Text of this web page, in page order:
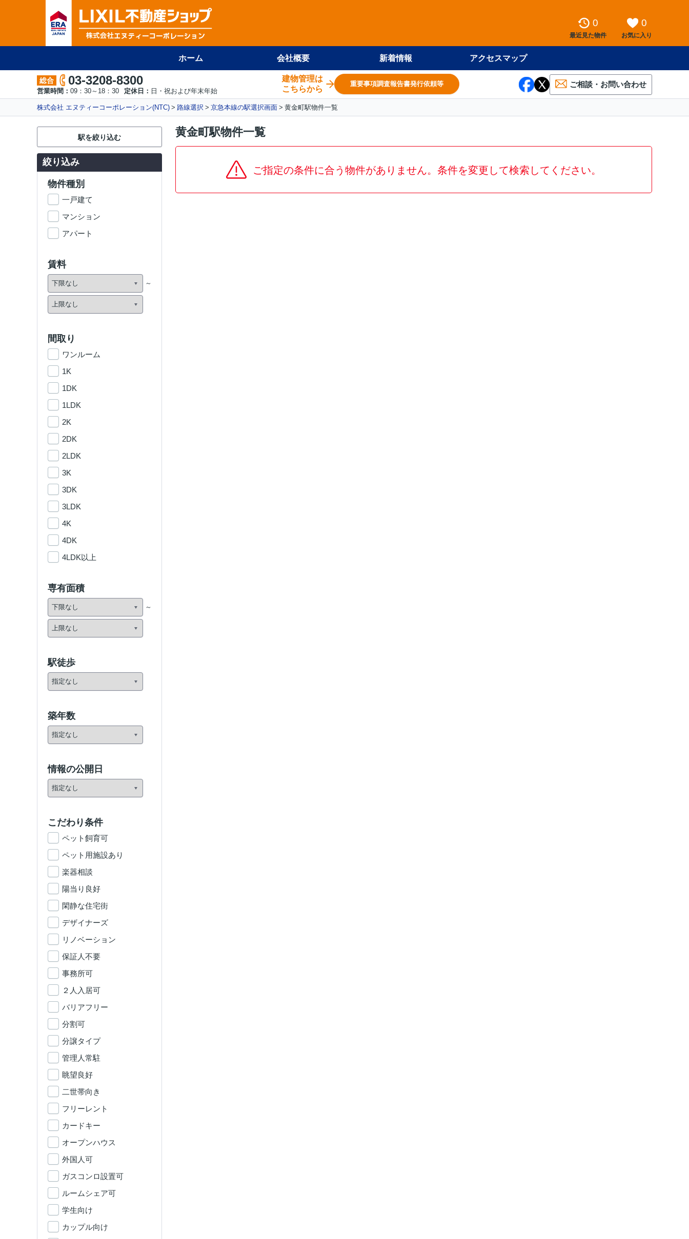
0
最近見た物件
0
お気に入り
ホーム 会社概要 新着情報 アクセスマップ
総合 03-3208-8300
営業時間： 09：30～18：30 定休日： 日・祝および年末年始
建物管理は
こちらから
重要事項調査報告書発行依頼等 ご相談・お問い合わせ
株式会社 エヌティーコーポレーション(NTC) 路線選択 京急本線の駅選択画面 黄金町駅物件一覧
黄金町駅物件一覧
ご指定の条件に合う物件がありません。条件を変更して検索してください。
駅を絞り込む
絞り込み
物件種別
一戸建て
マンション
アパート
賃料
間取り
ワンルーム
1K
1DK
1LDK
2K
2DK
2LDK
3K
3DK
3LDK
4K
4DK
4LDK以上
専有面積
駅徒歩
築年数
情報の公開日
こだわり条件
ペット飼育可
ペット用施設あり
楽器相談
陽当り良好
閑静な住宅街
デザイナーズ
リノベーション
保証人不要
事務所可
２人入居可
バリアフリー
分割可
分譲タイプ
管理人常駐
眺望良好
二世帯向き
フリーレント
カードキー
オープンハウス
外国人可
ガスコンロ設置可
ルームシェア可
学生向け
カップル向け